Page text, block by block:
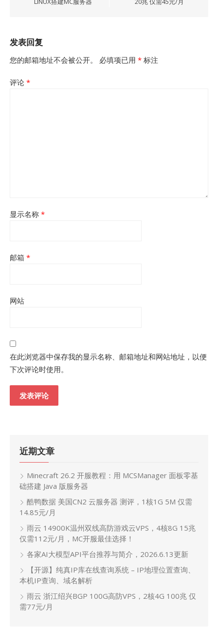
发表回复
您的邮箱地址不会被公开。
必填项已用 * 标注
评论 *
显示名称 *
邮箱 *
网站
在此浏览器中保存我的显示名称、邮箱地址和网站地址，以便
下次评论时使用。
近期文章
Minecraft 26.2 开服教程：用 MCSManager 面板零基
础搭建 Java 版服务器
酷鸭数据 美国CN2 云服务器 测评，1核1G 5M 仅需
14.85元/月
雨云 14900K温州双线高防游戏云VPS，4核8G 15兆
仅需112元/月，MC开服最佳选择！
各家AI大模型API平台推荐与简介，2026.6.13更新
【开源】纯真IP库在线查询系统 – IP地理位置查询、
本机IP查询、域名解析
雨云 浙江绍兴BGP 100G高防VPS，2核4G 100兆 仅
需77元/月